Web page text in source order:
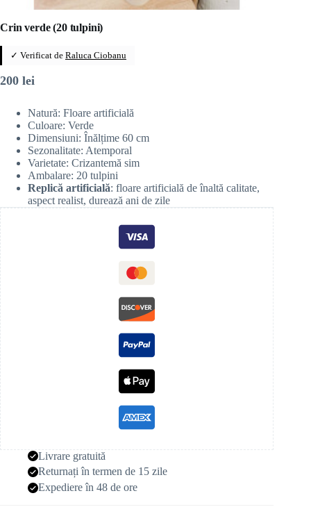
Crin verde (20 tulpini)
✓ Verificat de Raluca Ciobanu
200 lei
Natură: Floare artificială
Culoare: Verde
Dimensiuni: Înălțime 60 cm
Sezonalitate: Atemporal
Varietate: Crizantemă sim
Ambalare: 20 tulpini
Replică artificială: floare artificială de înaltă calitate,
aspect realist, durează ani de zile
Livrare gratuită
Returnați în termen de 15 zile
Expediere în 48 de ore